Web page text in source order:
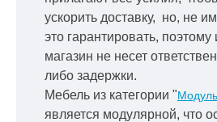
ускорить доставку, но, не
это гарантировать, поэтому
магазин не несет
либо задержки.
Мебель из категории "
является модулярной, что